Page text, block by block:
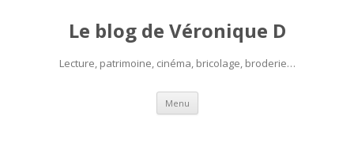
Le blog de Véronique D
Lecture, patrimoine, cinéma, bricolage, broderie…
Menu Aller
contenu